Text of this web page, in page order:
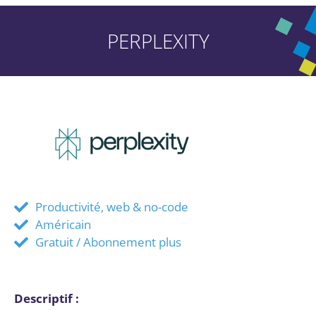
PERPLEXITY
Productivité, web & no-code
Américain
Gratuit / Abonnement plus
Descriptif :